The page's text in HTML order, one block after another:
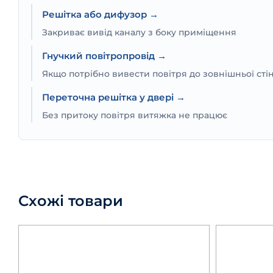
Решітка або дифузор →
Закриває вивід каналу з боку приміщення
Гнучкий повітропровід →
Якщо потрібно вивести повітря до зовнішньої
Переточна решітка у двері →
Без притоку повітря витяжка не працює
Схожі товари